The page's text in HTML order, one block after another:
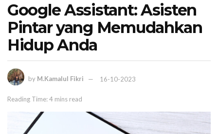
Google Assistant: Asisten
Pintar yang Memudahkan
Hidup Anda
by M.Kamalul Fikri 16-10-2023
Reading Time: 4 mins read